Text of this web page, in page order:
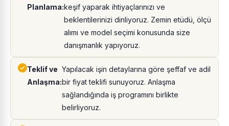
Planlama:keşif yaparak ihtiyaçlarınızı ve
beklentilerinizi dinliyoruz. Zemin etüdü, ölçü
alımı ve model seçimi konusunda size
danışmanlık yapıyoruz.
Teklif ve
Anlaşma:
Yapılacak işin detaylarına göre şeffaf ve adil
bir fiyat teklifi sunuyoruz. Anlaşma
sağlandığında iş programını birlikte
belirliyoruz.